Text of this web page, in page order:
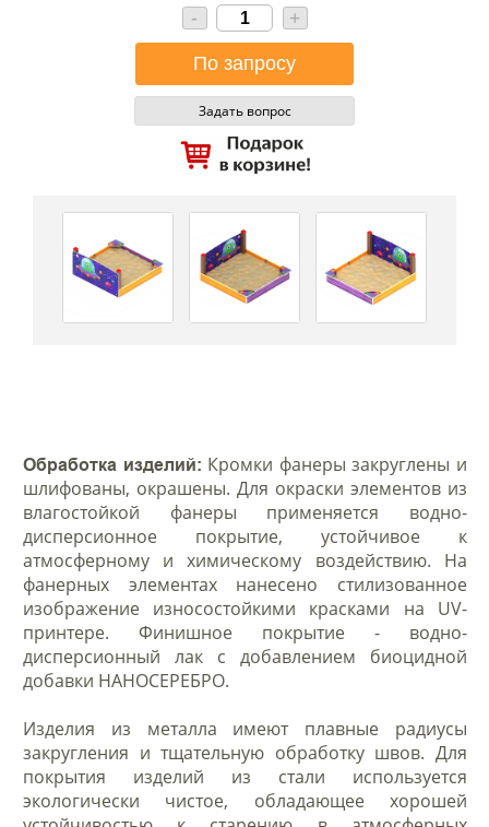
- +
Задать вопрос
Обработка изделий: Кромки фанеры закруглены и
шлифованы, окрашены. Для окраски элементов из
влагостойкой фанеры применяется водно-
дисперсионное покрытие, устойчивое к
атмосферному и химическому воздействию. На
фанерных элементах нанесено стилизованное
изображение износостойкими красками на UV-
принтере. Финишное покрытие - водно-
дисперсионный лак с добавлением биоцидной
добавки НАНОСЕРЕБРО.
Изделия из металла имеют плавные радиусы
закругления и тщательную обработку швов. Для
покрытия изделий из стали используется
экологически чистое, обладающее хорошей